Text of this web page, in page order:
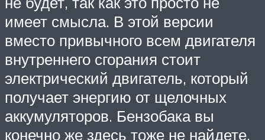
имеет смысла. В этой версии
вместо привычного всем двигателя
внутреннего сгорания стоит
электрический двигатель, который
получает энергию от щелочных
аккумуляторов. Бензобака вы
конечно же здесь тоже не найдете,